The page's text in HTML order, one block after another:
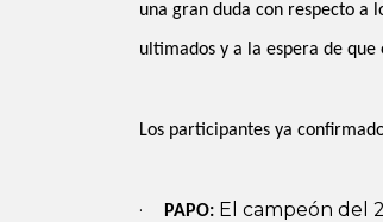
una gran duda con respecto a
ultimados y a la espera de
Los participantes ya
· PAPO: El campeón del